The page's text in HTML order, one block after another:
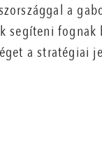
a
segíteni fognak
a stratégiai